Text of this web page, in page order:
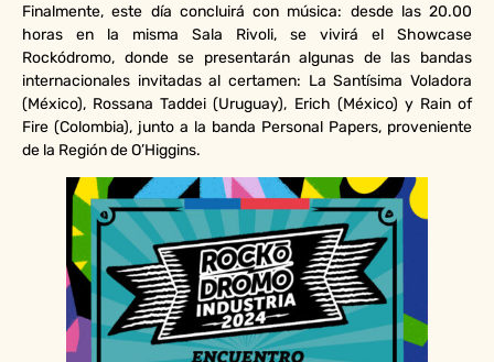
Finalmente, este día concluirá con música: desde las 20.00
horas en la misma Sala Rivoli, se vivirá el Showcase
Rockódromo, donde se presentarán algunas de las bandas
internacionales invitadas al certamen: La Santísima Voladora
(México), Rossana Taddei (Uruguay), Erich (México) y Rain of
Fire (Colombia), junto a la banda Personal Papers, proveniente
de la Región de O’Higgins.